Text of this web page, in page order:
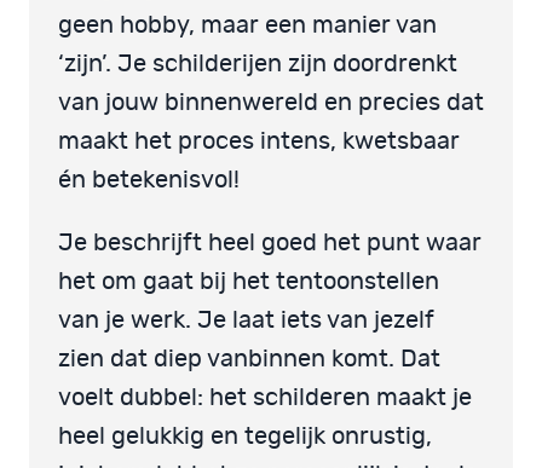
geen hobby, maar een manier van
‘zijn’. Je schilderijen zijn doordrenkt
van jouw binnenwereld en precies dat
maakt het proces intens, kwetsbaar
én betekenisvol!
Je beschrijft heel goed het punt waar
het om gaat bij het tentoonstellen
van je werk. Je laat iets van jezelf
zien dat diep vanbinnen komt. Dat
voelt dubbel: het schilderen maakt je
heel gelukkig en tegelijk onrustig,